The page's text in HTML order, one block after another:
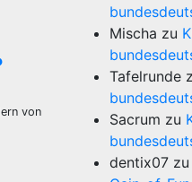
von
Mischa zu
Tafelrunde
Sacrum zu
dentix07 zu